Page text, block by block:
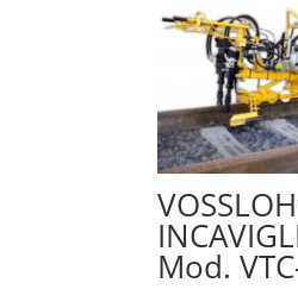
Mod.